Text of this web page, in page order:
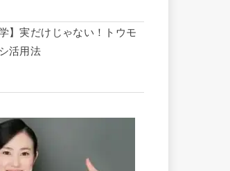
学】実だけじゃない！トウモ
活用法